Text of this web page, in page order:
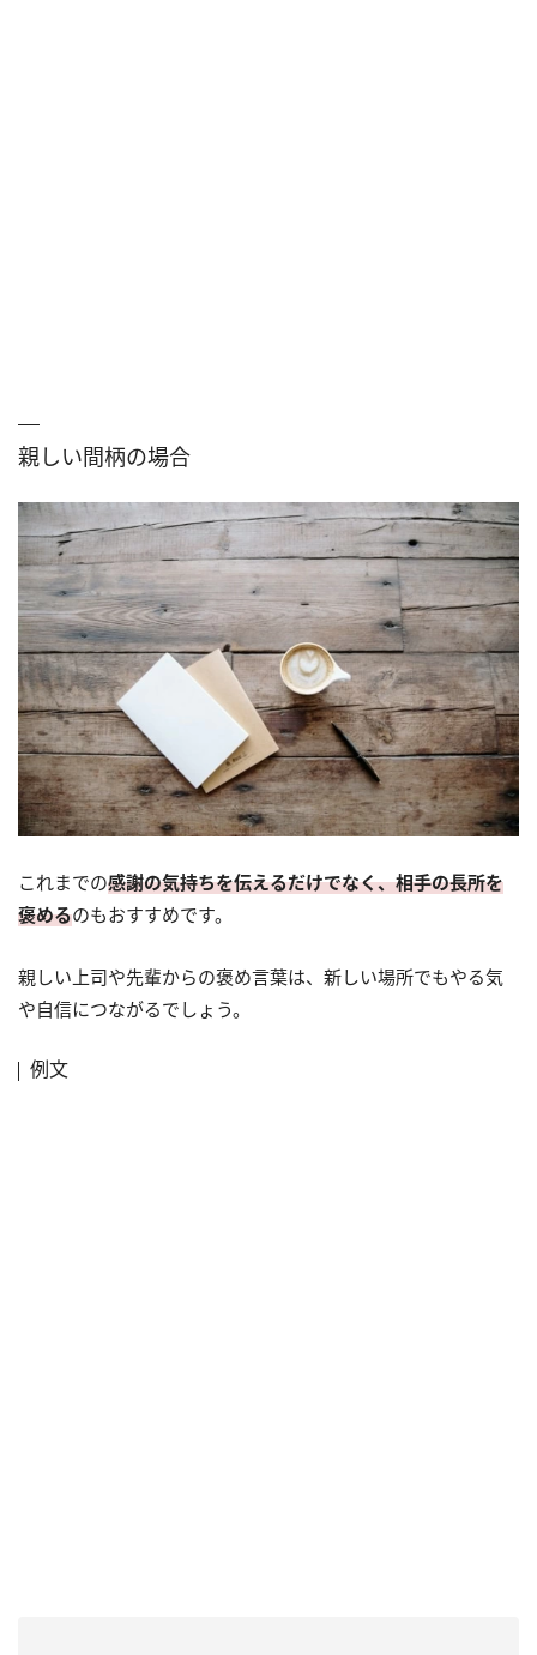
親しい間柄の場合
これまでの感謝の気持ちを伝えるだけでなく、相手の長所を
褒めるのもおすすめです。
親しい上司や先輩からの褒め言葉は、新しい場所でもやる気
や自信につながるでしょう。
例文